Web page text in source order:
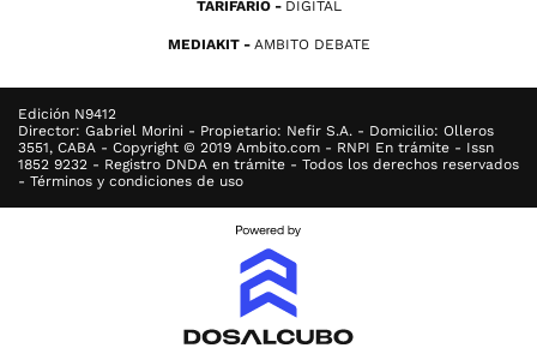
TARIFARIO DIGITAL
MEDIAKIT AMBITO DEBATE
Edición N9412
Director: Gabriel Morini - Propietario: Nefir S.A. - Domicilio: Olleros
3551, CABA - Copyright © 2019 Ambito.com - RNPI En trámite - Issn
1852 9232 - Registro DNDA en trámite - Todos los derechos reservados
- Términos y condiciones de uso